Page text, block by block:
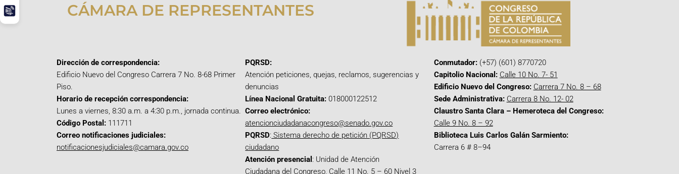
CÁMARA DE REPRESENTANTES
Dirección de correspondencia:
Edificio Nuevo del Congreso Carrera 7 No. 8-68 Primer
Piso.
Horario de recepción correspondencia:
Lunes a viernes, 8:30 a.m. a 4:30 p.m., jornada continua.
Código Postal: 111711
Correo notificaciones judiciales:
notificacionesjudiciales@camara.gov.co
PQRSD:
Atención peticiones, quejas, reclamos, sugerencias y
denuncias
Línea Nacional Gratuita: 018000122512
Correo electrónico:
atencionciudadanacongreso@senado.gov.co
PQRSD: Sistema derecho de petición (PQRSD)
ciudadano
Atención presencial : Unidad de Atención
Ciudadana del Congreso, Calle 11 No. 5 – 60 Nivel 3
Conmutador:(+57) (601) 8770720
Capitolio Nacional: Calle 10 No. 7- 51
Edificio Nuevo del Congreso: Carrera 7 No. 8 – 68
Sede Administrativa: Carrera 8 No. 12- 02
Claustro Santa Clara – Hemeroteca del Congreso:
Calle 9 No. 8 – 92
Biblioteca Luis Carlos Galán Sarmiento:
Carrera 6 # 8–94